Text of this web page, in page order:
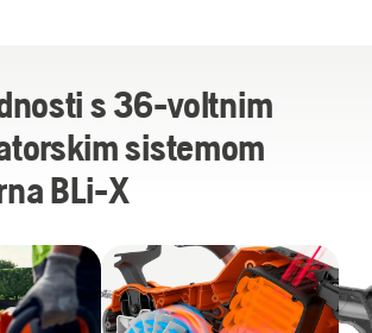
s 36-voltnim
sistemom
BLi-X